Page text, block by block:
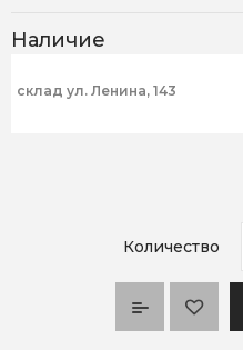
Наличие
склад ул. Ленина, 143
Количество